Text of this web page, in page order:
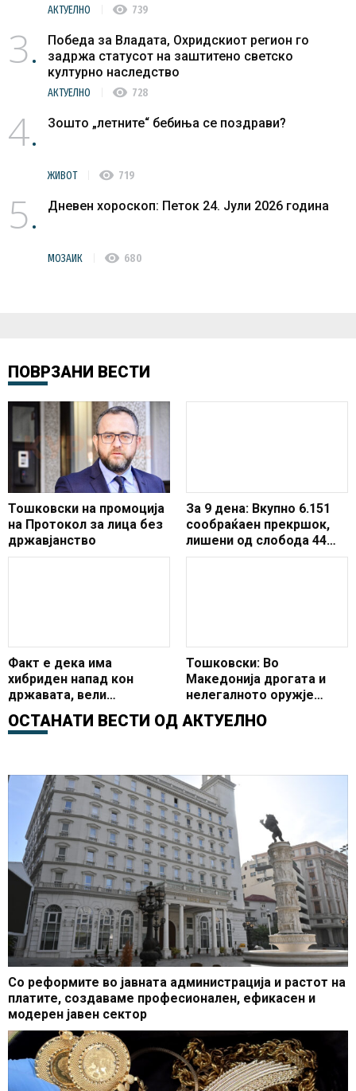
АКТУЕЛНО visibility 739
3
Победа за Владата, Охридскиот регион го
задржа статусот на заштитено светско
културно наследство
АКТУЕЛНО visibility 728
4 Зошто „летните“ бебиња се поздрави?
ЖИВОТ visibility 719
5 Дневен хороскоп: Петок 24. Јули 2026 година
МОЗАИК visibility 680
ПОВРЗАНИ ВЕСТИ
Тошковски на промоција
на Протокол за лица без
државјанство
За 9 дена: Вкупно 6.151
сообраќаен прекршок,
лишени од слобода 44
лица за безобѕирно
Факт е дека има
хибриден напад кон
државата, вели
министерот за внатреши
работи Тошковски
Тошковски: Во
Македонија дрогата и
нелегалното оружје
немаат иднина
ОСТАНАТИ ВЕСТИ ОД АКТУЕЛНО
Со реформите во јавната администрација и растот на
платите, создаваме професионален, ефикасен и
модерен јавен сектор